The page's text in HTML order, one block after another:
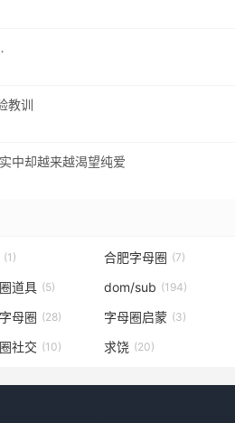
教训
中却越来越渴望纯爱
(1) 合肥字母圈 (7)
道具 (5) dom/sub (194)
母圈 (28) 字母圈启蒙 (3)
社交 (10) 求饶 (20)